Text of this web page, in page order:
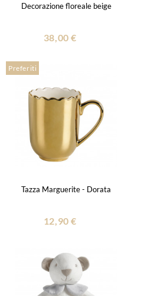
Decorazione floreale beige
38,00 €
Preferiti
Tazza Marguerite - Dorata
12,90 €